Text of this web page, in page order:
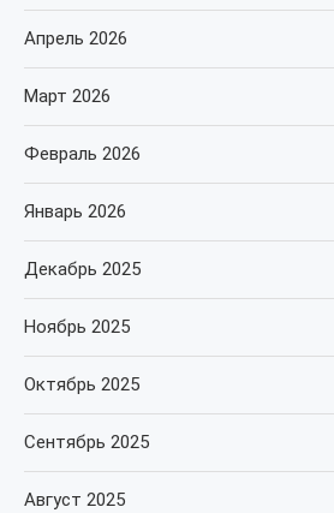
Апрель 2026
Март 2026
Февраль 2026
Январь 2026
Декабрь 2025
Ноябрь 2025
Октябрь 2025
Сентябрь 2025
Август 2025